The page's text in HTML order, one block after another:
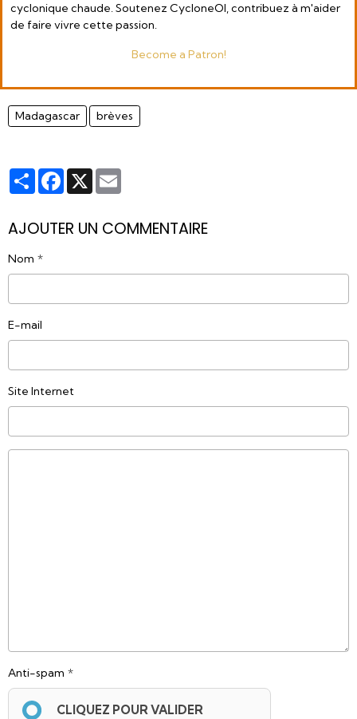
cyclonique chaude. Soutenez CycloneOI, contribuez à m'aider
de faire vivre cette passion.
Become a Patron!
Madagascar brèves
PartagerFacebook
X
AJOUTER UN COMMENTAIRE
Nom
E-mail
Site Internet
Anti-spam
CLIQUEZ POUR VALIDER